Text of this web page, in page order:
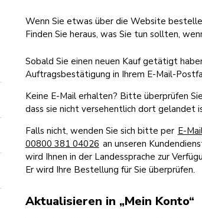
Wenn Sie etwas über die Website
Finden Sie heraus, was Sie tun sollten,
Sobald Sie einen neuen Kauf getätigt
Auftragsbestätigung in Ihrem E-Mail-
Keine E-Mail erhalten? Bitte überprüfen
dass sie nicht versehentlich dort gelandet
Falls nicht, wenden Sie sich bitte per E-
00800 381 04026 an unseren
wird Ihnen in der Landessprache zur
Er wird Ihre Bestellung für Sie überprüfen.
Aktualisieren in „Mein Konto“